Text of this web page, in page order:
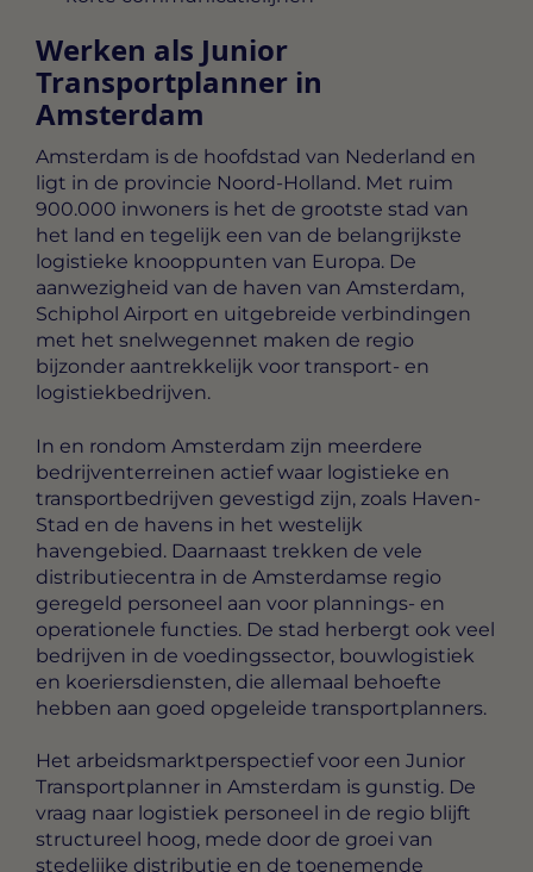
Werken als Junior
Transportplanner in
Amsterdam
Amsterdam is de hoofdstad van Nederland en
ligt in de provincie Noord-Holland. Met ruim
900.000 inwoners is het de grootste stad van
het land en tegelijk een van de belangrijkste
logistieke knooppunten van Europa. De
aanwezigheid van de haven van Amsterdam,
Schiphol Airport en uitgebreide verbindingen
met het snelwegennet maken de regio
bijzonder aantrekkelijk voor transport- en
logistiekbedrijven.
In en rondom Amsterdam zijn meerdere
bedrijventerreinen actief waar logistieke en
transportbedrijven gevestigd zijn, zoals Haven-
Stad en de havens in het westelijk
havengebied. Daarnaast trekken de vele
distributiecentra in de Amsterdamse regio
geregeld personeel aan voor plannings- en
operationele functies. De stad herbergt ook veel
bedrijven in de voedingssector, bouwlogistiek
en koeriersdiensten, die allemaal behoefte
hebben aan goed opgeleide transportplanners.
Het arbeidsmarktperspectief voor een Junior
Transportplanner in Amsterdam is gunstig. De
vraag naar logistiek personeel in de regio blijft
structureel hoog, mede door de groei van
stedelijke distributie en de toenemende